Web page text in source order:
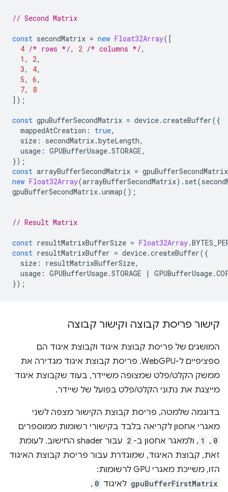
// Second Matrix
const secondMatrix = new Float32Array([
4 /* rows */, 2 /* columns */,
1 , 2,
3, 4,
5, 6,
7,
8
]);
const gpuBufferSecondMatrix = device.createBuffer({
mappedAtCreation : true,
size : secondMatrix.byteLength,
usage : GPUBufferUsage.STORAGE,
});
const arrayBufferSecondMatrix = gpuBufferSecondMatrix
new Float32Array(arrayBufferSecondMatrix). set(
gpuBufferSecondMatrix.unmap();
// Result Matrix
const resultMatrixBufferSize = Float32Array.
const resultMatrixBuffer = device.createBuffer({
size : resultMatrixBufferSize,
usage : GPUBufferUsage.STORAGE | GPUBufferUsage.
});
קישור פריסת קבוצה וקישור קבוצה
המושגים של פריסת קבוצת איגוד וקבוצת איגוד הם
ספציפיים ל-WebGPU. פריסת קבוצת איגוד מגדירה את
ממשק הקלט/פלט שמצופה משיידר, בעוד שקבוצת איגוד
מייצגת את נתוני הקלט/פלט בפועל של שיידר.
בדוגמה שלמטה, פריסת קבוצת הקישור מצפה לשני
מאגרי אחסון לקריאה בלבד בקישורי רשומות ממוספרים
0
,
1 , ולמאגר אחסון ב- 2
עבור shader החישוב. לעומת
זאת, קבוצת האיגוד, שמוגדרת עבור פריסת קבוצת האיגוד
הזו, משייכת מאגרי GPU לרשומות:
gpuBufferFirstMatrix לאיגוד 0
,